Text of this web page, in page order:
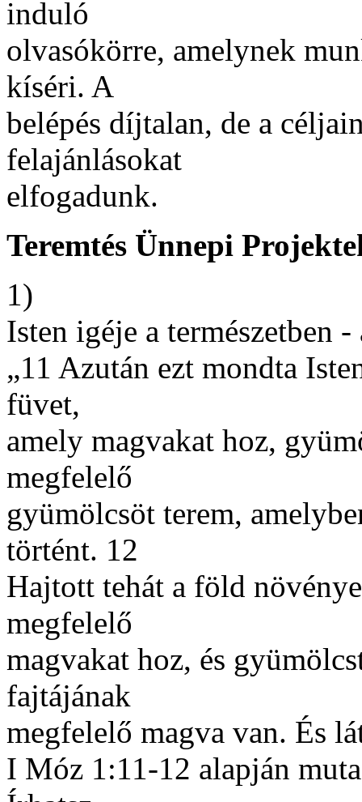
induló
olvasókörre, amelynek
kíséri. A
belépés díjtalan, de a
felajánlásokat
elfogadunk.
Teremtés Ünnepi
1)
Isten igéje a természetben
„11 Azután ezt mondta
füvet,
amely magvakat hoz,
megfelelő
gyümölcsöt terem,
történt. 12
Hajtott tehát a föld
megfelelő
magvakat hoz, és
fajtájának
megfelelő magva van. És
I Móz 1:11-12 alapján